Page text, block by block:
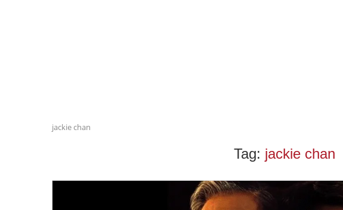
jackie chan
Tag: jackie chan